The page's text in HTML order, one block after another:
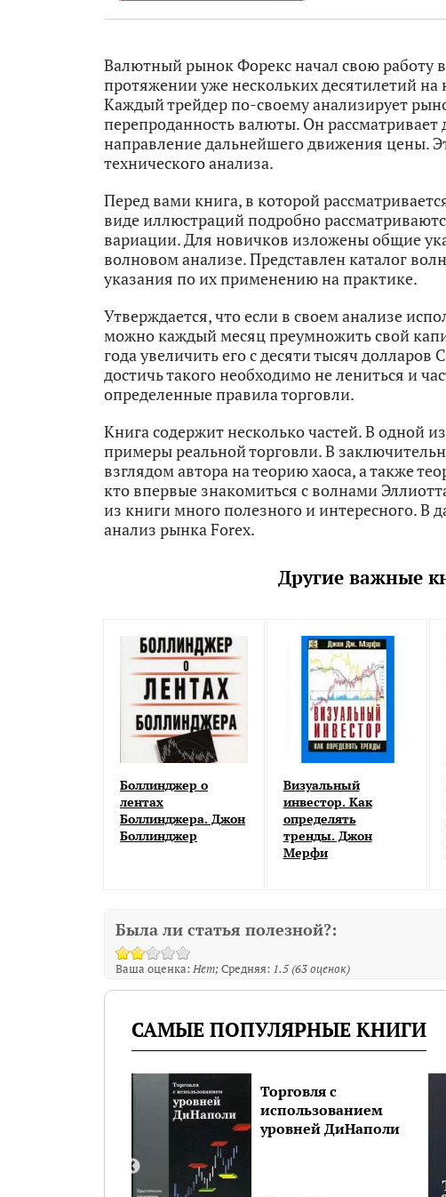
Валютный рынок Форекс начал свою работу
протяжении уже нескольких десятилетий на
Каждый трейдер по-своему анализирует
перепроданность валюты. Он рассматривает
направление дальнейшего движения цены.
технического анализа.
Перед вами книга, в которой
виде иллюстраций подробно
вариации. Для новичков изложены общие
волновом анализе. Представлен каталог
указания по их применению на практике.
Утверждается, что если в своем анализе
можно каждый месяц преумножить свой
года увеличить его с десяти тысяч
достичь такого необходимо не лениться и
определенные правила торговли.
Книга содержит несколько частей. В одной
примеры реальной торговли. В
взглядом автора на теорию хаоса, а также
кто впервые знакомиться с волнами
из книги много полезного и интересного. В
анализ рынка Forex.
Другие важные
Боллинджер о
лентах
Боллинджера. Джон
Боллинджер
Визуальный
инвестор. Как
определять
тренды. Джон
Мерфи
Была ли статья полезной?:
Ваша оценка:Нет Средняя: 1.5(63оценок)
САМЫЕ ПОПУЛЯРНЫЕ КНИГИ
Торговля с
использованием
уровней ДиНаполи